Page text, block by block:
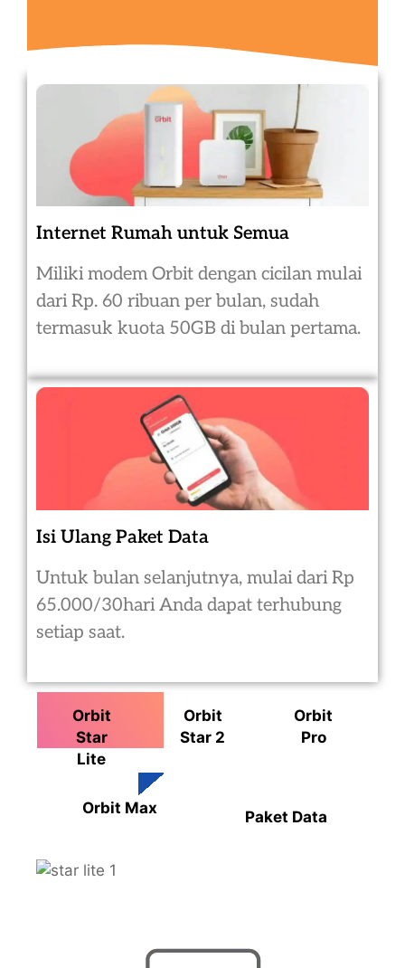
Internet Rumah untuk Semua
Miliki modem Orbit dengan cicilan mulai
dari Rp. 60 ribuan per bulan, sudah
termasuk kuota 50GB di bulan pertama.
Isi Ulang Paket Data
Untuk bulan selanjutnya, mulai dari Rp
65.000/30hari Anda dapat terhubung
setiap saat.
Orbit
Star
Lite
Orbit
Star 2
Orbit
Pro
Orbit Max Paket Data